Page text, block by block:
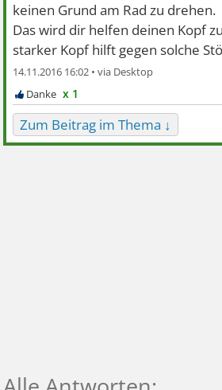
keinen Grund am Rad zu drehen.
Das wird dir helfen deinen Kopf
starker Kopf hilft gegen solche
14.11.2016 16:02 •
x 1
Zum Beitrag im Thema ↓